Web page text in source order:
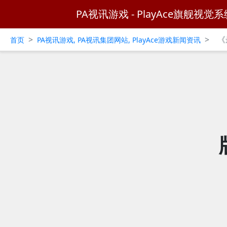
PA视讯游戏 - PlayAce旗舰视觉系
首页 > PA视讯游戏, PA视讯集团网站, PlayAce游戏新闻资讯 >